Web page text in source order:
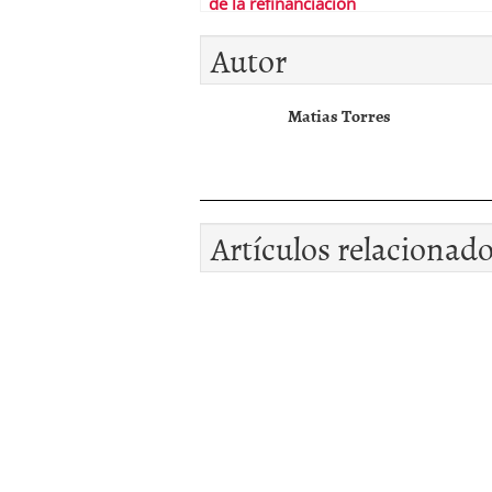
Autor
Matias Torres
Artículos